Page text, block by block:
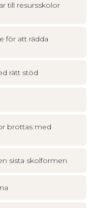
till resursskolor
för att rädda
rätt stöd
brottas med
sista skolformen